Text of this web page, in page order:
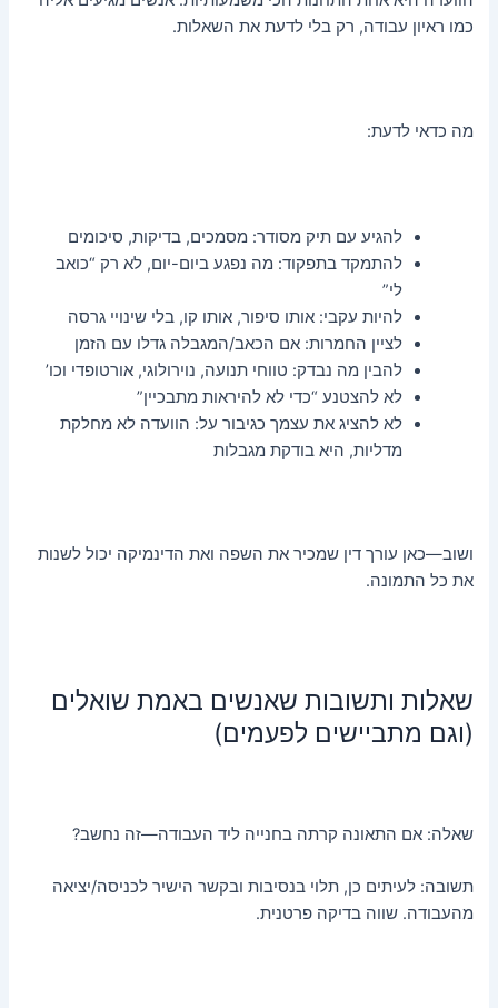
כמו ראיון עבודה, רק בלי לדעת את השאלות.
מה כדאי לדעת:
להגיע עם תיק מסודר: מסמכים, בדיקות, סיכומים
להתמקד בתפקוד: מה נפגע ביום-יום, לא רק “כואב
לי”
להיות עקבי: אותו סיפור, אותו קו, בלי שינויי גרסה
לציין החמרות: אם הכאב/המגבלה גדלו עם הזמן
להבין מה נבדק: טווחי תנועה, נוירולוגי, אורטופדי וכו’
לא להצטנע “כדי לא להיראות מתבכיין”
לא להציג את עצמך כגיבור על: הוועדה לא מחלקת
מדליות, היא בודקת מגבלות
ושוב—כאן עורך דין שמכיר את השפה ואת הדינמיקה יכול לשנות
את כל התמונה.
שאלות ותשובות שאנשים באמת שואלים
(וגם מתביישים לפעמים)
שאלה: אם התאונה קרתה בחנייה ליד העבודה—זה נחשב?
תשובה: לעיתים כן, תלוי בנסיבות ובקשר הישיר לכניסה/יציאה
מהעבודה. שווה בדיקה פרטנית.